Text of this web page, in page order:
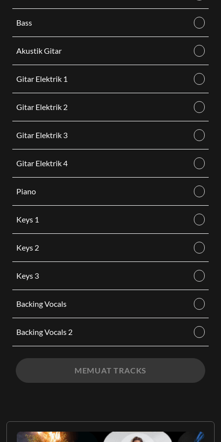
Bass
Akustik Gitar
Gitar Elektrik 1
Gitar Elektrik 2
Gitar Elektrik 3
Gitar Elektrik 4
Piano
Keys 1
Keys 2
Keys 3
Backing Vocals
Backing Vocals 2
MEMUAT TRACKS